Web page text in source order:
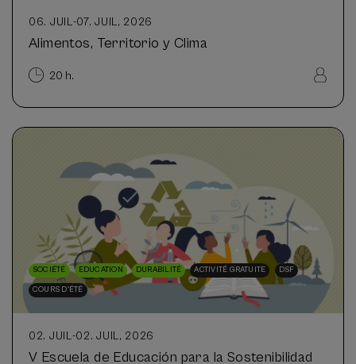
06. JUIL-07. JUIL, 2026
Alimentos, Territorio y Clima
20 h.
SOCIÉTÉ EDUCATION DURABILITÉ ACTIVITÉ GRATUITE DSF
COURS D'ÉTÉ
02. JUIL-02. JUIL, 2026
V Escuela de Educación para la Sostenibilidad